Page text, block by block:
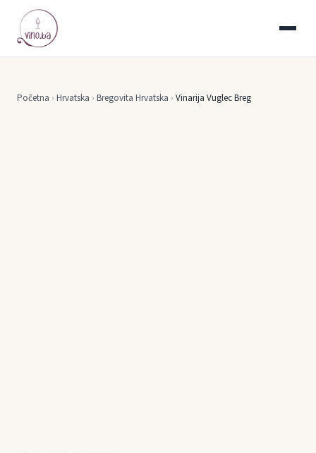
Početna › Hrvatska › Bregovita Hrvatska › Vinarija Vuglec Breg